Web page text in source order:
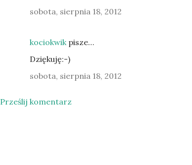
sobota, sierpnia 18, 2012
kociokwikpisze…
Dziękuję:-)
sobota, sierpnia 18, 2012
Prześlij komentarz